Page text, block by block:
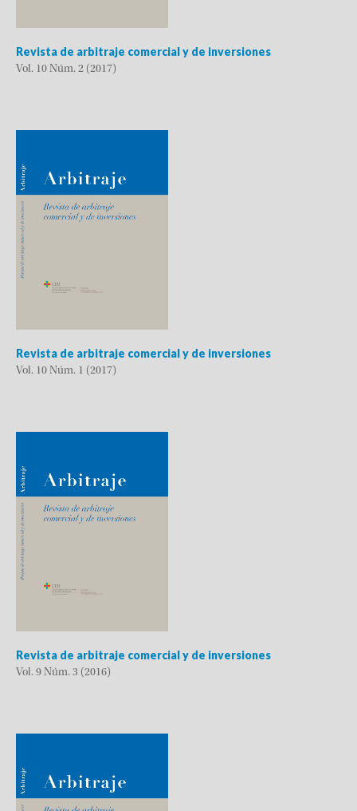
Revista de arbitraje comercial y de inversiones
Vol. 10 Núm. 2 (2017)
Revista de arbitraje comercial y de inversiones
Vol. 10 Núm. 1 (2017)
Revista de arbitraje comercial y de inversiones
Vol. 9 Núm. 3 (2016)